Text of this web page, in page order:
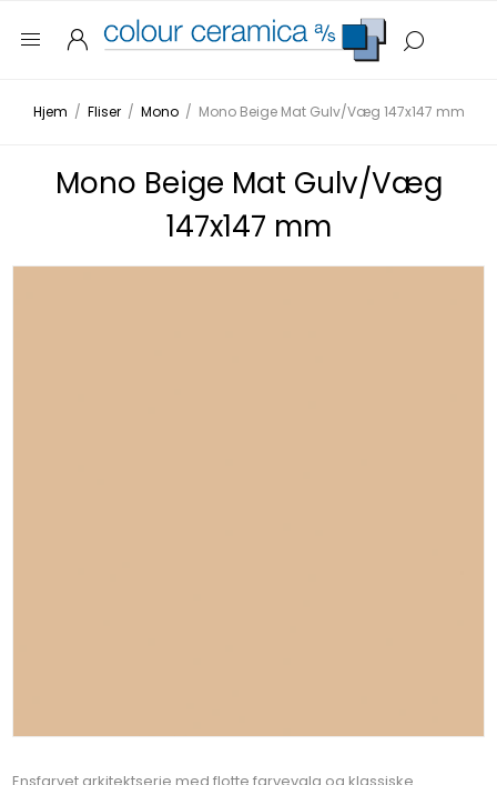
Hjem / Fliser / Mono / Mono Beige Mat Gulv/Væg 147x147 mm
Mono Beige Mat Gulv/Væg
147x147 mm